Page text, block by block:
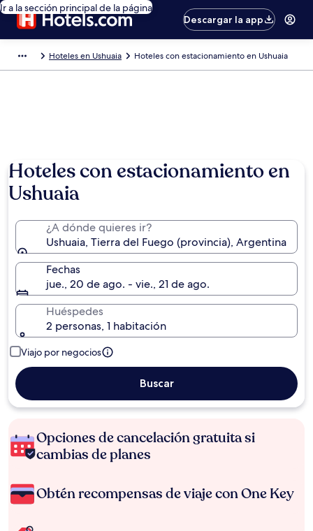
Ir a la sección principal de la página
Descargar la app
Hoteles en Ushuaia Hoteles con estacionamiento en Ushuaia
Hoteles con estacionamiento en
Ushuaia
¿A dónde quieres ir?
Ushuaia, Tierra del Fuego (provincia), Argentina
Fechas
jue., 20 de ago. - vie., 21 de ago.
Huéspedes
2 personas, 1 habitación
Viajo por negocios
Buscar
Opciones de cancelación gratuita si
cambias de planes
Obtén recompensas de viaje con One Key